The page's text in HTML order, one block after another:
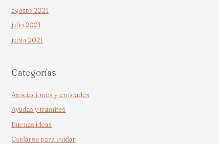
agosto 2021
julio 2021
junio 2021
Categorías
Asociaciones y entidades
Ayudas y trámites
Buenas ideas
Cuidarse para cuidar